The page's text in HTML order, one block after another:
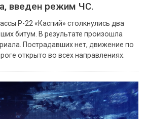
введен режим ЧС.
Р-22 «Каспий» столкнулись два
битум. В результате произошла
Пострадавших нет, движение по
открыто во всех направлениях.